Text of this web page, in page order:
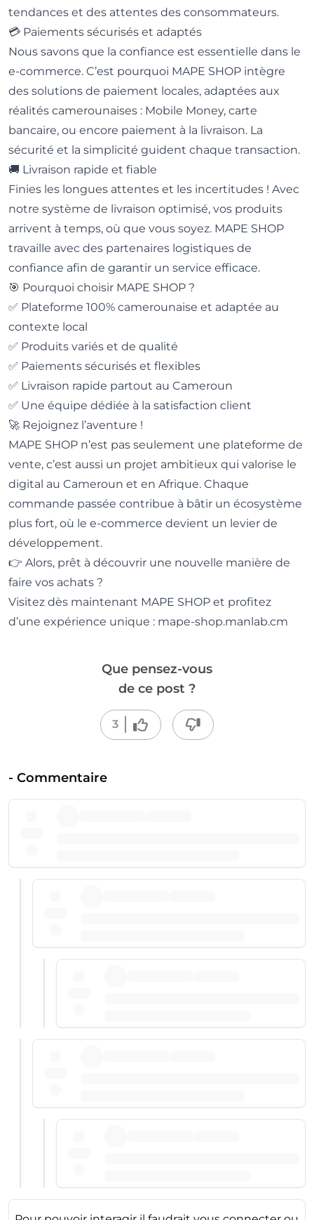
tendances et des attentes des consommateurs.
💳 Paiements sécurisés et adaptés
Nous savons que la confiance est essentielle dans le
e-commerce. C’est pourquoi MAPE SHOP intègre
des solutions de paiement locales, adaptées aux
réalités camerounaises : Mobile Money, carte
bancaire, ou encore paiement à la livraison. La
sécurité et la simplicité guident chaque transaction.
🚚 Livraison rapide et fiable
Finies les longues attentes et les incertitudes ! Avec
notre système de livraison optimisé, vos produits
arrivent à temps, où que vous soyez. MAPE SHOP
travaille avec des partenaires logistiques de
confiance afin de garantir un service efficace.
🎯 Pourquoi choisir MAPE SHOP ?
✅ Plateforme 100% camerounaise et adaptée au
contexte local
✅ Produits variés et de qualité
✅ Paiements sécurisés et flexibles
✅ Livraison rapide partout au Cameroun
✅ Une équipe dédiée à la satisfaction client
🚀 Rejoignez l’aventure !
MAPE SHOP n’est pas seulement une plateforme de
vente, c’est aussi un projet ambitieux qui valorise le
digital au Cameroun et en Afrique. Chaque
commande passée contribue à bâtir un écosystème
plus fort, où le e-commerce devient un levier de
développement.
👉 Alors, prêt à découvrir une nouvelle manière de
faire vos achats ?
Visitez dès maintenant MAPE SHOP et profitez
d’une expérience unique : mape-shop.manlab.cm
Que pensez-vous
de ce post ?
3
- Commentaire